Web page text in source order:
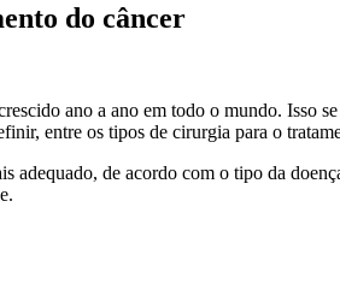
do câncer
ano a ano em todo o mundo. Isso
entre os tipos de cirurgia para o
de acordo com o tipo da